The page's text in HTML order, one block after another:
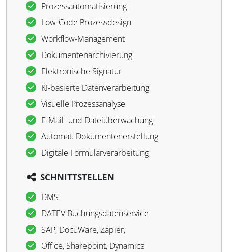
Prozessautomatisierung
Low-Code Prozessdesign
Workflow-Management
Dokumentenarchivierung
Elektronische Signatur
KI-basierte Datenverarbeitung
Visuelle Prozessanalyse
E-Mail- und Dateiüberwachung
Automat. Dokumentenerstellung
Digitale Formularverarbeitung
SCHNITTSTELLEN
DMS
DATEV Buchungsdatenservice
SAP, DocuWare, Zapier,
Office, Sharepoint, Dynamics